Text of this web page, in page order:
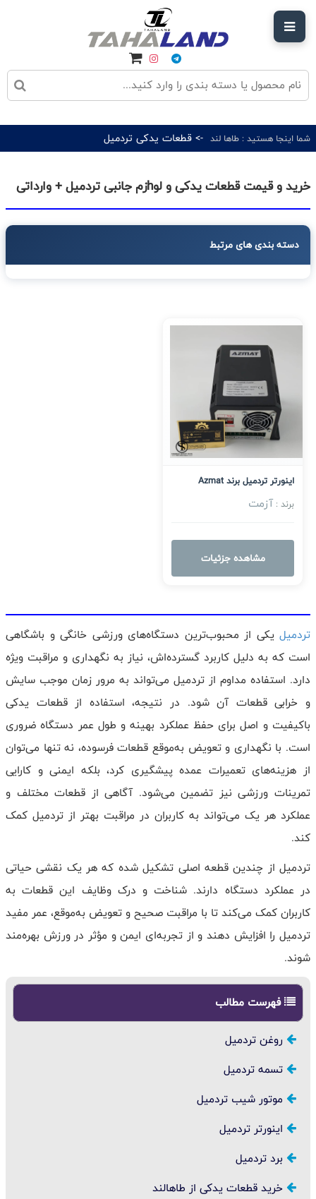
شما اینجا هستید : طاها لند -> قطعات یدکی تردمیل
خرید و قیمت قطعات یدکی و لوhزم جانبی تردمیل + وارداتی
دسته بندی های مرتبط
اینورتر تردمیل برند Azmat
برند :آزمت
مشاهده جزئیات
تردمیل یکی از محبوب‌ترین دستگاه‌های ورزشی خانگی و باشگاهی
است که به دلیل کاربرد گسترده‌اش، نیاز به نگهداری و مراقبت ویژه
دارد. استفاده مداوم از تردمیل می‌تواند به مرور زمان موجب سایش
و خرابی قطعات آن شود. در نتیجه، استفاده از قطعات یدکی
باکیفیت و اصل برای حفظ عملکرد بهینه و طول عمر دستگاه ضروری
است. با نگهداری و تعویض به‌موقع قطعات فرسوده، نه‌ تنها می‌توان
از هزینه‌های تعمیرات عمده پیشگیری کرد، بلکه ایمنی و کارایی
تمرینات ورزشی نیز تضمین می‌شود. آگاهی از قطعات مختلف و
عملکرد هر یک می‌تواند به کاربران در مراقبت بهتر از تردمیل کمک
کند.
تردمیل از چندین قطعه اصلی تشکیل شده که هر یک نقشی حیاتی
در عملکرد دستگاه دارند. شناخت و درک وظایف این قطعات به
کاربران کمک می‌کند تا با مراقبت صحیح و تعویض به‌موقع، عمر مفید
تردمیل را افزایش دهند و از تجربه‌ای ایمن و مؤثر در ورزش بهره‌مند
شوند.
فهرست مطالب
روغن تردمیل
تسمه تردمیل
موتور شیب تردمیل
اینورتر تردمیل
برد تردمیل
خرید قطعات یدکی از طاهالند